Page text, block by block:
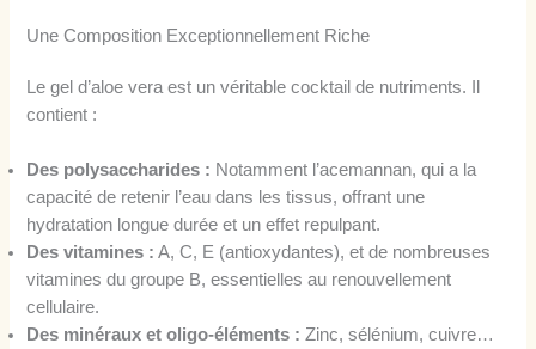
Une Composition Exceptionnellement Riche
Le gel d’aloe vera est un véritable cocktail de nutriments. Il
contient :
Des polysaccharides : Notamment l’acemannan, qui a la
capacité de retenir l’eau dans les tissus, offrant une
hydratation longue durée et un effet repulpant.
Des vitamines : A, C, E (antioxydantes), et de nombreuses
vitamines du groupe B, essentielles au renouvellement
cellulaire.
Des minéraux et oligo-éléments : Zinc, sélénium, cuivre…